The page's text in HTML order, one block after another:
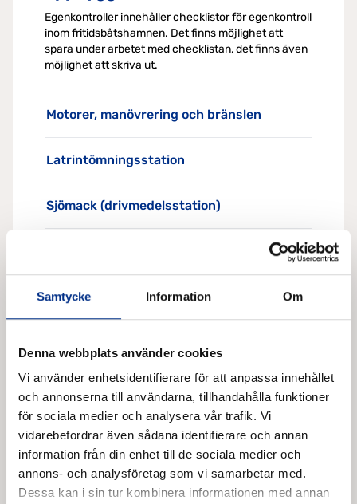
Samtycke Information Om
Denna webbplats använder cookies
Vi använder enhetsidentifierare för att anpassa innehållet
och annonserna till användarna, tillhandahålla funktioner
för sociala medier och analysera vår trafik. Vi
vidarebefordrar även sådana identifierare och annan
information från din enhet till de sociala medier och
annons- och analysföretag som vi samarbetar med.
Dessa kan i sin tur kombinera informationen med annan
Egenkontroller innehåller checklistor för egenkontroll
inom fritidsbåtshamnen. Det finns möjlighet att
spara under arbetet med checklistan, det finns även
möjlighet att skriva ut.
Motorer, manövrering och bränslen
Latrintömningsstation
Sjömack (drivmedelsstation)
Båtuppställning på land (Landförvaring)
Bryggor, bojar, ramper, kranar m.m.